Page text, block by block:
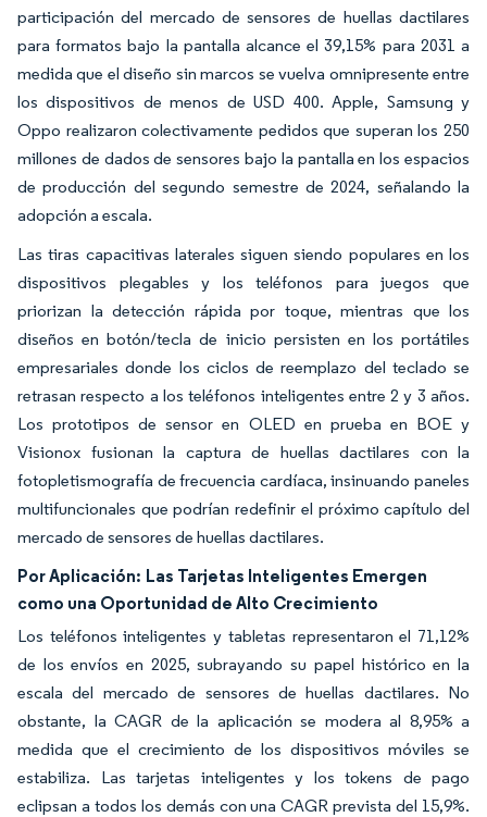
participación del mercado de sensores de huellas dactilares
para formatos bajo la pantalla alcance el 39,15% para 2031 a
medida que el diseño sin marcos se vuelva omnipresente entre
los dispositivos de menos de USD 400. Apple, Samsung y
Oppo realizaron colectivamente pedidos que superan los 250
millones de dados de sensores bajo la pantalla en los espacios
de producción del segundo semestre de 2024, señalando la
adopción a escala.
Las tiras capacitivas laterales siguen siendo populares en los
dispositivos plegables y los teléfonos para juegos que
priorizan la detección rápida por toque, mientras que los
diseños en botón/tecla de inicio persisten en los portátiles
empresariales donde los ciclos de reemplazo del teclado se
retrasan respecto a los teléfonos inteligentes entre 2 y 3 años.
Los prototipos de sensor en OLED en prueba en BOE y
Visionox fusionan la captura de huellas dactilares con la
fotopletismografía de frecuencia cardíaca, insinuando paneles
multifuncionales que podrían redefinir el próximo capítulo del
mercado de sensores de huellas dactilares.
Por Aplicación: Las Tarjetas Inteligentes Emergen
como una Oportunidad de Alto Crecimiento
Los teléfonos inteligentes y tabletas representaron el 71,12%
de los envíos en 2025, subrayando su papel histórico en la
escala del mercado de sensores de huellas dactilares. No
obstante, la CAGR de la aplicación se modera al 8,95% a
medida que el crecimiento de los dispositivos móviles se
estabiliza. Las tarjetas inteligentes y los tokens de pago
eclipsan a todos los demás con una CAGR prevista del 15,9%.